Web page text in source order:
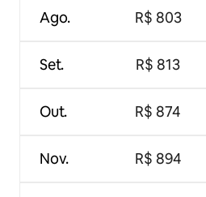
Ago.
Set.
Out.
Nov.
R$ 803
R$ 813
R$ 874
R$ 894